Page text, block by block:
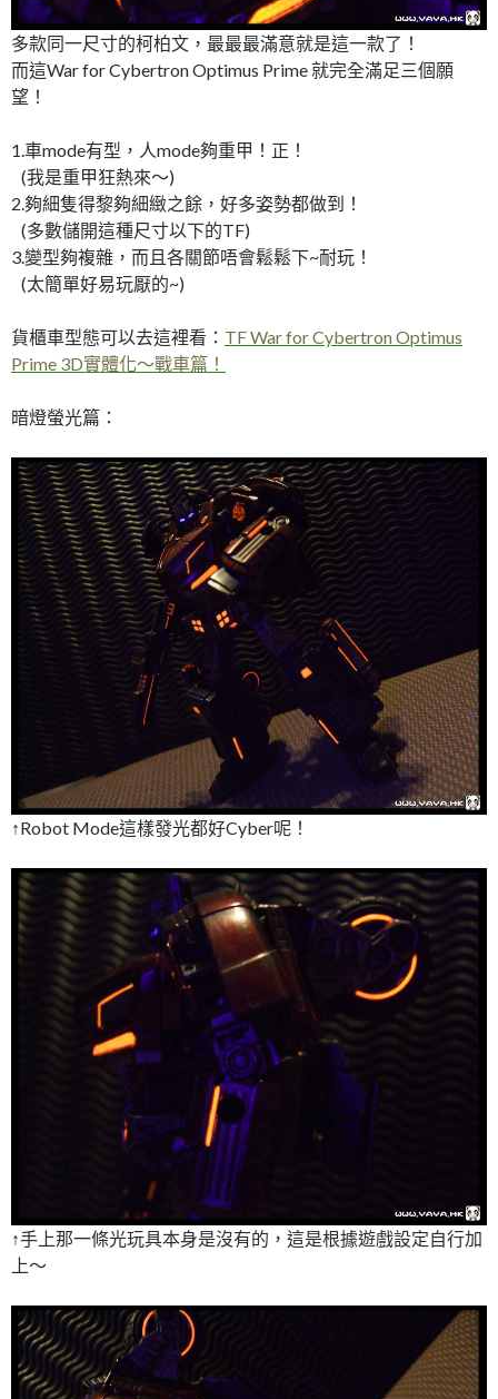
多款同一尺寸的柯柏文，最最最滿意就是這一款了！
而這War for Cybertron Optimus Prime 就完全滿足三個願
望！
1.車mode有型，人mode夠重甲！正！
(我是重甲狂熱來～)
2.夠細隻得黎夠細緻之餘，好多姿勢都做到！
(多數儲開這種尺寸以下的TF)
3.變型夠複雜，而且各關節唔會鬆鬆下~耐玩！
(太簡單好易玩厭的~)
貨櫃車型態可以去這裡看： TF War for Cybertron Optimus
Prime 3D實體化～戰車篇！
暗燈螢光篇：
↑Robot Mode這樣發光都好Cyber呢！
↑手上那一條光玩具本身是沒有的，這是根據遊戲設定自行加
上～